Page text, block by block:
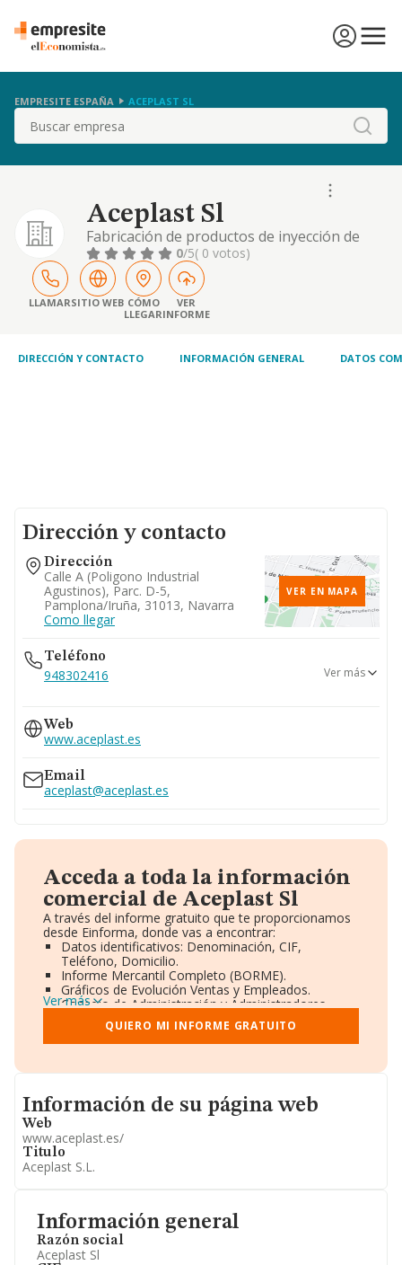
EMPRESITE ESPAÑA ACEPLAST SL
Buscar
Aceplast Sl
Fabricación de productos de inyección de
plástico
0/5( 0 votos)
LLAMARSITIO WEB CÓMO
LLEGAR
VER
INFORME
DIRECCIÓN Y CONTACTO INFORMACIÓN GENERAL DATOS
Información general
Razón social
Aceplast Sl
Dirección y contacto
Dirección
Calle A (poligono Industrial
Agustinos), Parc. D-5,
Pamplona/iruña, 31013, Navarra
Como llegar
VER EN MAPA
Teléfono
948302416
948382797
Ver más
Web
www.aceplast.es
Email
aceplast@aceplast.es
Acceda a toda la información
comercial de Aceplast Sl
A través del informe gratuito que te proporcionamos
desde Einforma, donde vas a encontrar:
Datos identificativos: Denominación, CIF,
Teléfono, Domicilio.
Informe Mercantil Completo (BORME).
Gráficos de Evolución Ventas y Empleados.
Consejo de Administración y Administradores.
Directivos y Ejecutivos.
Accionistas.
Participaciones y Vinculaciones en otras empresas.
Información oficial y registral complementaria.
Ver más
QUIERO MI INFORME GRATUITO
Informacion de su página web
Información de su página web
Web
www.aceplast.es/
Titulo
Aceplast S.L.